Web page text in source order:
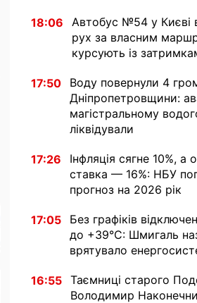
18:06
Автобус №54 у Києві
рух за власним
курсують із
17:50
Воду повернули 4
Дніпропетровщини:
магістральному
ліквідували
17:26
Інфляція сягне 10%, а
ставка — 16%: НБУ
прогноз на 2026 рік
17:05
Без графіків
до +39°C: Шмигаль
врятувало
16:55 Таємниці старого
Володимир